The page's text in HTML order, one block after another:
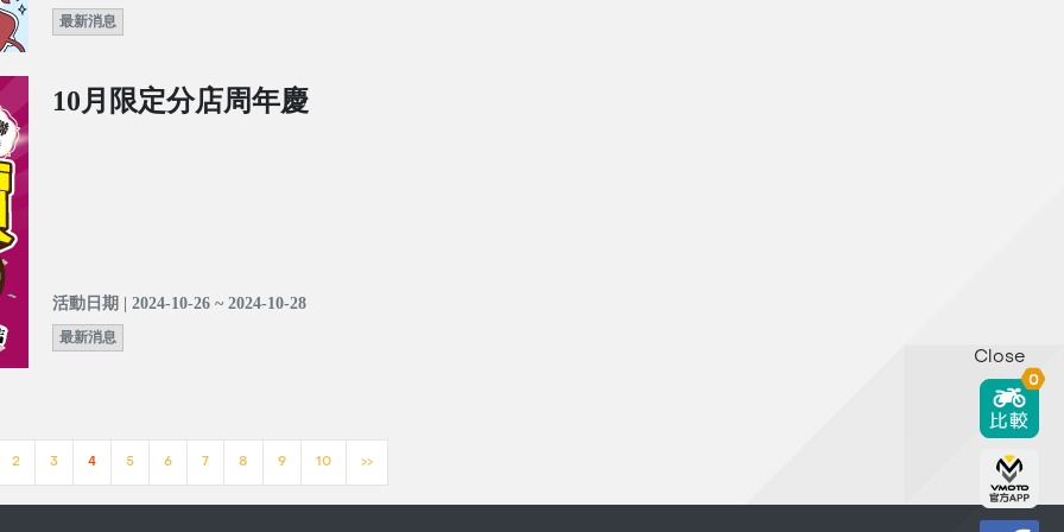
最新消息
10月限定分店周年慶
活動日期 | 2024-10-26 ~ 2024-10-28
最新消息
2 3 4 5 6 7 8 9 10 >>
Close
0